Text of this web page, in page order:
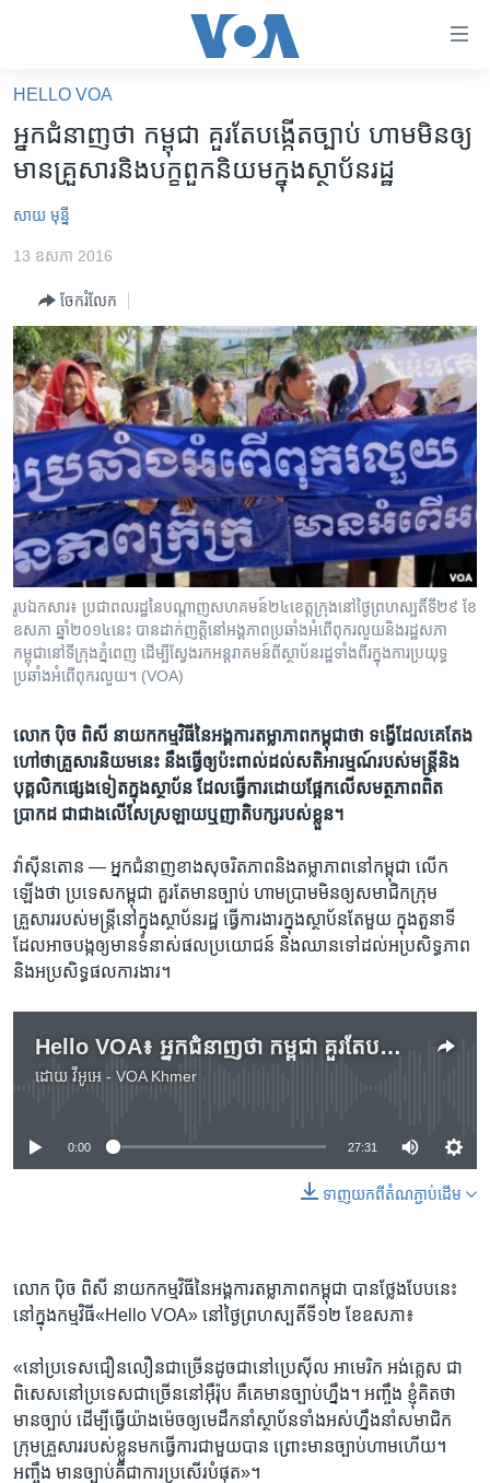
គេហទំព័រ​
ទាក់ទង
រំលង​
និង​
ទំព័រ​
ម្តង
រំលង​
និង​
ចូល​
ទៅ​
ទំព័រ​
រចនា
សម្ព័ន្ធ​
រំលង​
និង​
ទៅ​
កាន់​
ទំព័រ​
រក
អន្តរជាតិ
កម្ពុជាច្នៃប្រតិដ្ឋ
ព្រឹត្តិការណ៍ព័ត៌មាន
ទូរទស្សន៍ / វីដេអូ​
វិទ្យុ / ផតខាសថ៍
កម្មវិធីទាំងអស់
Khmer English
បណ្តាញ​សង្គម
HELLO VOA
អ្នក​ជំនាញ​ថា កម្ពុជា គួរ​តែ​បង្កើត​ច្បាប់​ ហាម​មិន​​ឲ្យ​
មាន​គ្រួសារ​និង​បក្ខពួក​និយម​ក្នុង​ស្ថាប័ន​រដ្ឋ
សាយ មុន្នី
13 ឧសភា 2016
ចែករំលែក
រូបឯកសារ៖ ប្រជាពលរដ្ឋ​នៃ​បណ្តាញ​សហគមន៍​២៤​ខេត្តក្រុង​នៅ​ថ្ងៃ​ព្រហស្បតិ៍​ទី​២៩ ខែ​
ឧសភា ឆ្នាំ​២០១៤​នេះ ​បាន​ដាក់​ញត្តិ​នៅ​អង្គភាព​ប្រឆាំង​អំពើ​ពុករលួយ​និង​រដ្ឋសភា​
កម្ពុជា​នៅ​ទី​ក្រុង​ភ្នំពេញ ​ដើម្បី​ស្វែង​រក​អន្តរាគមន៍​ពី​ស្ថាប័ន​រដ្ឋ​ទាំង​ពីរ​ក្នុង​ការ​ប្រយុទ្ធ​
ប្រឆាំង​អំពើ​ពុករលួយ។ (VOA)
លោក​ ប៉ិច ពិសី នាយក​កម្មវិធី​នៃ​អង្គការ​តម្លាភាព​កម្ពុជាថា ទង្វើ​ដែល​គេ​តែង​
ហៅ​ថា​គ្រួសារ​និយម​​នេះ នឹង​ធ្វើ​ឲ្យ​ប៉ះពាល់​ដល់​សតិអារម្មណ៍​របស់​មន្ត្រី​និង​
បុគ្គលិក​ផ្សេង​ទៀត​ក្នុង​ស្ថាប័ន ដែល​ធ្វើ​ការ​ដោយ​ផ្អែកលើ​សមត្ថភាព​ពិត​
ប្រាកដ​ ជាជាង​លើ​សែស្រឡាយ​ឬ​ញាតិបក្ស​របស់​ខ្លួន។
វ៉ាស៊ីនតោន — អ្នក​ជំនាញ​ខាងសុចរិត​ភាព​និង​តម្លាភាព​នៅ​កម្ពុជា លើក​
ឡើង​ថា ប្រទេស​កម្ពុជា គួរ​តែ​មាន​ច្បាប់​ ហាម​ប្រាម​មិន​ឲ្យ​សមាជិក​ក្រុម​
គ្រួសារ​របស់​មន្ត្រី​នៅ​ក្នុង​ស្ថាប័ន​រដ្ឋ ​ធ្វើ​ការ​ងារ​ក្នុង​ស្ថាប័ន​តែ​មួយ​ ​ក្នុង​តួនាទី​
ដែល​អាច​បង្ក​ឲ្យ​មាន​ទំនាស់​ផល​ប្រយោជន៍ និង​ឈាន​ទៅ​ដល់​អប្រសិទ្ធភាព
និង​អ​ប្រសិទ្ធផល​ការងារ។
Hello VOA៖ អ្នក​ជំនាញ​ថា កម្ពុជា គួរ​តែ​បង្កើត​ច្បាប់​ ហាម​មិន​​ឲ្យ​មាន​គ្រួសារ​និង​បក្ខពួក​និយម​ក្នុង​ស្ថាប័ន​រដ្ឋ
ដោយវីអូអេ - VOA Khmer
0:00 27:31
ទាញ​យក​ពី​តំណភ្ជាប់​ដើម
លោក ប៉ិច ពិសី នាយក​កម្មវិធី​នៃ​អង្គការ​តម្លាភាព​កម្ពុជា បាន​ថ្លែង​បែប​នេះ
នៅ​ក្នុង​កម្មវិធី​«Hello VOA» នៅ​ថ្ងៃ​ព្រហស្បតិ៍​ទី​១២​ ខែ​ឧសភា៖
«នៅ​ប្រទេស​ជឿនលឿន​ជាច្រើន​ដូចជា​នៅ​ប្រេស៊ីល អាមេរិក អង់គ្លេស ជា​
ពិសេស​នៅ​ប្រទេស​ជាច្រើន​នៅ​អ៊ឺរ៉ុប គឺ​គេ​មាន​ច្បាប់​ហ្នឹង។ អញ្ចឹង ខ្ញុំ​គិត​ថា
មាន​ច្បាប់ ដើម្បី​ធ្វើ​យ៉ាងម៉េច​ឲ្យ​មេដឹកនាំ​ស្ថាប័ន​ទាំង​អស់​ហ្នឹង​នាំ​សមាជិក​
ក្រុម​គ្រួសារ​របស់​ខ្លួន​មក​ធ្វើ​ការ​ជាមួយ​បាន ព្រោះ​មាន​ច្បាប់​ហាម​ហើយ។
អញ្ចឹង​ មាន​ច្បាប់​គឺ​ជា​ការ​ប្រសើរ​បំផុត»។